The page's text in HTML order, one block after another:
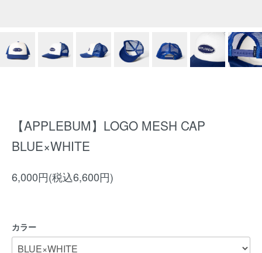
【APPLEBUM】LOGO MESH CAP
BLUE×WHITE
6,000円(税込6,600円)
カラー